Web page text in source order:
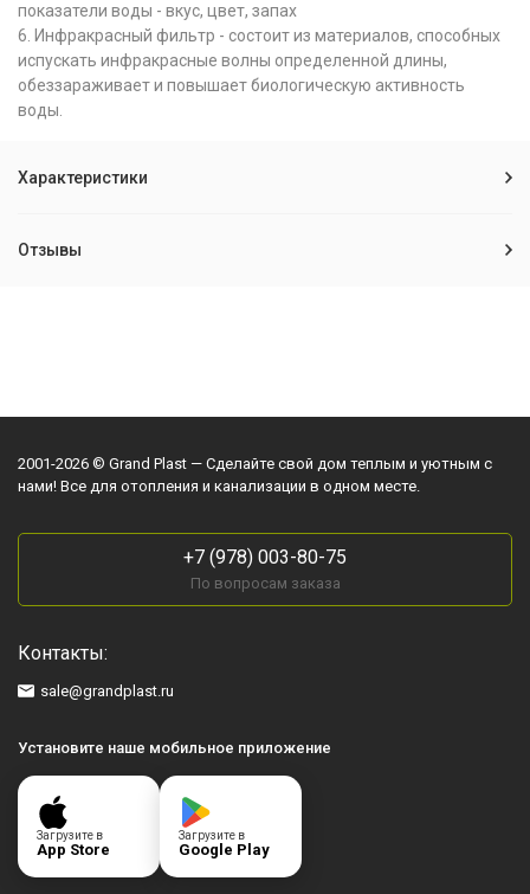
показатели воды - вкус, цвет, запах
6. Инфракрасный фильтр - состоит из материалов, способных
испускать инфракрасные волны определенной длины,
обеззараживает и повышает биологическую активность
воды.
Характеристики
Отзывы
2001-2026 © Grand Plast — Сделайте свой дом теплым и уютным с
нами! Все для отопления и канализации в одном месте.
+7 (978) 003-80-75
По вопросам заказа
Контакты:
sale@grandplast.ru
Установите наше мобильное приложение
Загрузите в
App Store
Загрузите в
Google Play